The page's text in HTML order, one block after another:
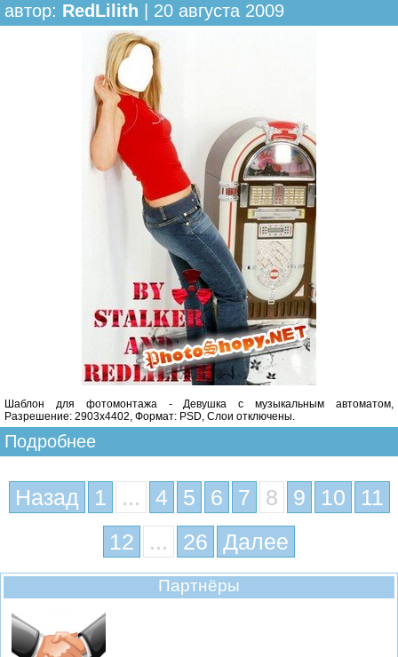
автор: RedLilith | 20 августа 2009
Шаблон для фотомонтажа - Девушка с музыкальным автоматом,
Разрешение: 2903х4402, Формат: PSD, Слои отключены.
Подробнее
Назад 1 ... 4 5 6 7 8 9 10
11
12
... 26 Далее
Партнёры